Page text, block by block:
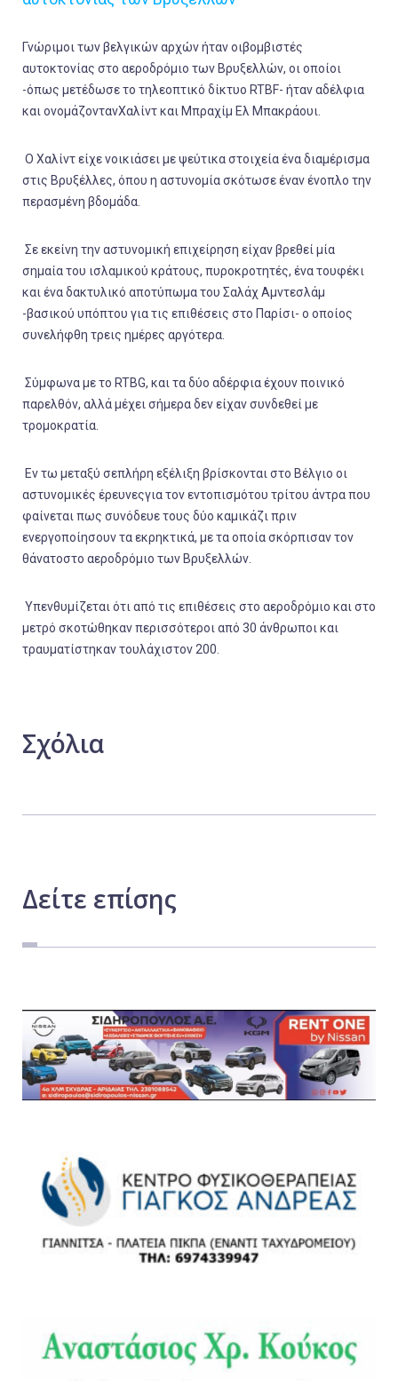
Γνώριμοι των βελγικών αρχών ήταν οιβομβιστές
αυτοκτονίας στο αεροδρόμιο των Βρυξελλών, οι οποίοι
-όπως μετέδωσε το τηλεοπτικό δίκτυο RTBF- ήταν αδέλφια
και ονομάζοντανΧαλίντ και Μπραχίμ Ελ Μπακράουι.
Ο Χαλίντ είχε νοικιάσει με ψεύτικα στοιχεία ένα διαμέρισμα
στις Βρυξέλλες, όπου η αστυνομία σκότωσε έναν ένοπλο την
περασμένη βδομάδα.
Σε εκείνη την αστυνομική επιχείρηση είχαν βρεθεί μία
σημαία του ισλαμικού κράτους, πυροκροτητές, ένα τουφέκι
και ένα δακτυλικό αποτύπωμα του Σαλάχ Αμντεσλάμ
-βασικού υπόπτου για τις επιθέσεις στο Παρίσι- ο οποίος
συνελήφθη τρεις ημέρες αργότερα.
Σύμφωνα με το RTBG, και τα δύο αδέρφια έχουν ποινικό
παρελθόν, αλλά μέχει σήμερα δεν είχαν συνδεθεί με
τρομοκρατία.
Eν τω μεταξύ σεπλήρη εξέλιξη βρίσκονται στο Βέλγιο οι
αστυνομικές έρευνεςγια τον εντοπισμότου τρίτου άντρα που
φαίνεται πως συνόδευε τους δύο καμικάζι πριν
ενεργοποίησουν τα εκρηκτικά, με τα οποία σκόρπισαν τον
θάνατοστο αεροδρόμιο των Βρυξελλών.
Υπενθυμίζεται ότι από τις επιθέσεις στο αεροδρόμιο και στο
μετρό σκοτώθηκαν περισσότεροι από 30 άνθρωποι και
τραυματίστηκαν τουλάχιστον 200.
Σχόλια
Δείτε επίσης